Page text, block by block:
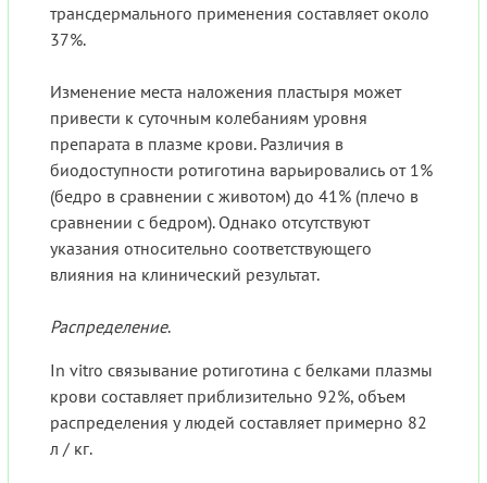
трансдермального применения составляет около
37%.
Изменение места наложения пластыря может
привести к суточным колебаниям уровня
препарата в плазме крови. Различия в
биодоступности ротиготина варьировались от 1%
(бедро в сравнении с животом) до 41% (плечо в
сравнении с бедром). Однако отсутствуют
указания относительно соответствующего
влияния на клинический результат.
Распределение.
In vitro связывание ротиготина с белками плазмы
крови составляет приблизительно 92%, объем
распределения у людей составляет примерно 82
л / кг.